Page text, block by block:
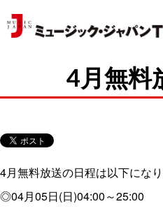
4月無料
4月無料放送の日程は以下になり
◎04月05日(日)04:00～25:00